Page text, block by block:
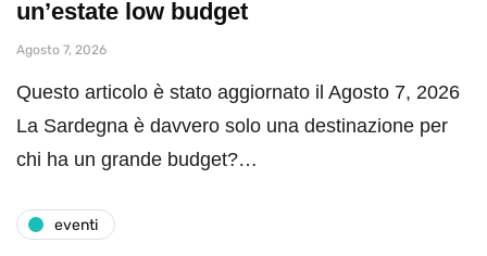
un’estate low budget
Agosto 7, 2026
Questo articolo è stato aggiornato il Agosto 7, 2026
La Sardegna è davvero solo una destinazione per
chi ha un grande budget?…
eventi